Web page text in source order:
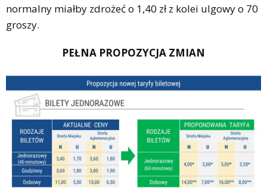
normalny miałby zdrożeć o 1,40 zł z kolei ulgowy o 70
groszy.
PEŁNA PROPOZYCJA ZMIAN